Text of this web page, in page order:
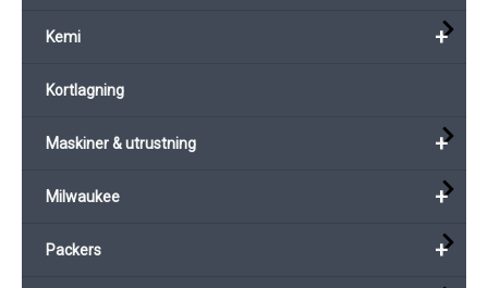
+
Kemi
Kortlagning
+
Maskiner & utrustning
+
Milwaukee
+
Packers